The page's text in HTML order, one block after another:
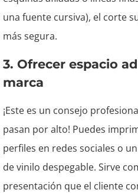
una fuente cursiva), el corte
más segura.
3. Ofrecer espacio
marca
¡Este es un consejo
pasan por alto! Puedes
perfiles en redes sociales o
de vinilo despegable. Sirve
presentación que el cliente